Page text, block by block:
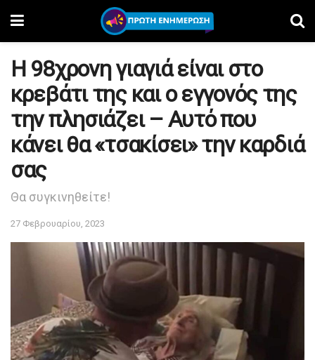
Η 98χρονη γιαγιά είναι στο
κρεβάτι της και ο εγγονός της
την πλησιάζει – Αυτό που
κάνει θα «τσακίσει» την καρδιά
σας
Θα συγκινηθείτε!
27 Φεβρουαρίου, 2023